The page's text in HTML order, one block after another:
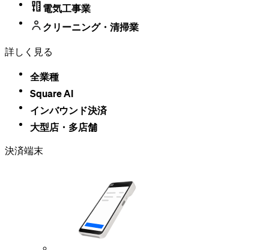
電気工事業
クリーニング・清掃業
詳しく見る
全業種
Square AI
インバウンド決済
大型店・​多店舗
決済端末